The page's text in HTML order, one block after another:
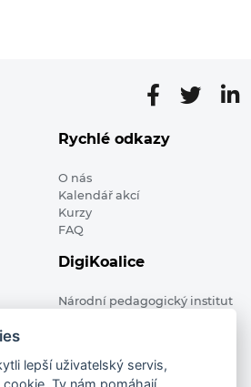
Rychlé odkazy
O nás
Kalendář akcí
Kurzy
FAQ
DigiKoalice
Národní pedagogický institut
lepší uživatelský servis,